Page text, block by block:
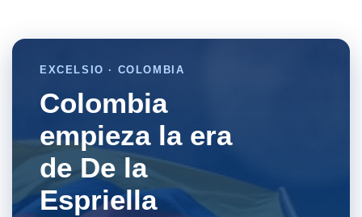
EXCELSIO · COLOMBIA
Colombia
empieza la era
de De la
Espriella